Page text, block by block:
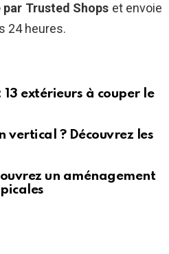
Trusted Shops et envoie
24 heures.
extérieurs à couper le
vertical ? Découvrez les
un aménagement